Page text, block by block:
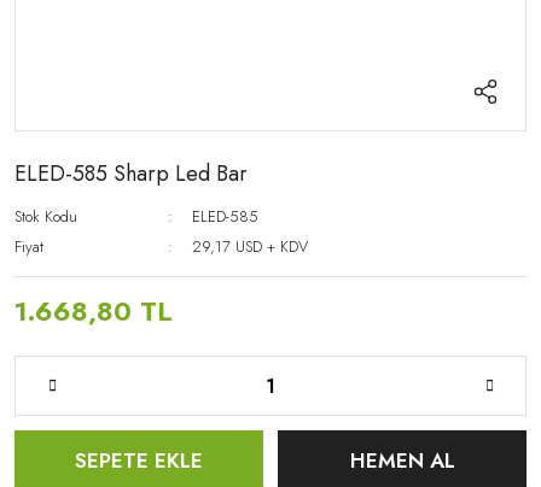
ELED-585 Sharp Led Bar
Stok Kodu
ELED-585
Fiyat
29,17 USD + KDV
1.668,80 TL
SEPETE EKLE HEMEN AL